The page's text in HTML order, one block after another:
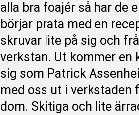
alla bra foajér så har de
börjar prata med en
skruvar lite på sig och
verkstan. Ut kommer en
sig som Patrick
med oss ut i verkstaden
dom. Skitiga och lite